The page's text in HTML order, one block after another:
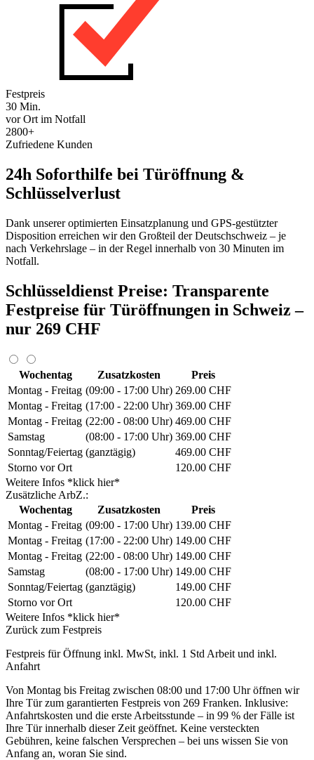
Festpreis
30 Min.
vor Ort im Notfall
2800+
Zufriedene Kunden
24h Soforthilfe bei Türöffnung &
Schlüsselverlust
Dank unserer optimierten Einsatzplanung und GPS-gestützter
Disposition erreichen wir den Großteil der Deutschschweiz – je
nach Verkehrslage – in der Regel innerhalb von 30 Minuten im
Notfall.
Schlüsseldienst Preise: Transparente
Festpreise für Türöffnungen in Schweiz –
nur 269 CHF
Wochentag Zusatzkosten
Preis
Montag - Freitag (09:00 - 17:00 Uhr) 269.00 CHF
Montag - Freitag (17:00 - 22:00 Uhr) 369.00 CHF
Montag - Freitag (22:00 - 08:00 Uhr) 469.00 CHF
Samstag
(08:00 - 17:00 Uhr) 369.00 CHF
Sonntag/Feiertag (ganztägig)
469.00 CHF
Storno vor Ort
120.00 CHF
Weitere Infos *klick hier*
Zusätzliche ArbZ.:
Wochentag
Zusatzkosten
Preis
Montag - Freitag (09:00 - 17:00 Uhr) 139.00 CHF
Montag - Freitag (17:00 - 22:00 Uhr) 149.00 CHF
Montag - Freitag (22:00 - 08:00 Uhr) 149.00 CHF
Samstag
(08:00 - 17:00 Uhr) 149.00 CHF
Sonntag/Feiertag (ganztägig)
149.00 CHF
Storno vor Ort
120.00 CHF
Weitere Infos *klick hier*
Zurück zum Festpreis
Festpreis für Öffnung inkl. MwSt, inkl. 1 Std Arbeit und inkl.
Anfahrt
Von Montag bis Freitag zwischen 08:00 und 17:00 Uhr öffnen wir
Ihre Tür zum garantierten Festpreis von 269 Franken. Inklusive:
Anfahrtskosten und die erste Arbeitsstunde – in 99 % der Fälle ist
Ihre Tür innerhalb dieser Zeit geöffnet. Keine versteckten
Gebühren, keine falschen Versprechen – bei uns wissen Sie von
Anfang an, woran Sie sind.